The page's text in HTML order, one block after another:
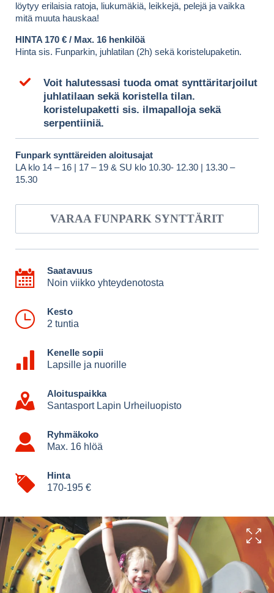
löytyy erilaisia ratoja, liukumäkiä, leikkejä, pelejä ja vaikka
mitä muuta hauskaa!
HINTA 170 € / Max. 16 henkilöä
Hinta sis. Funparkin, juhlatilan (2h) sekä koristelupaketin.
Voit halutessasi tuoda omat synttäritarjoilut
juhlatilaan sekä koristella tilan.
koristelupaketti sis. ilmapalloja sekä
serpentiiniä.
Funpark synttäreiden aloitusajat
LA klo 14 – 16 | 17 – 19 & SU klo 10.30- 12.30 | 13.30 –
15.30
VARAA FUNPARK SYNTTÄRIT
Saatavuus
Noin viikko yhteydenotosta
Kesto
2 tuntia
Kenelle sopii
Lapsille ja nuorille
Aloituspaikka
Santasport Lapin Urheiluopisto
Ryhmäkoko
Max. 16 hlöä
Hinta
170-195 €